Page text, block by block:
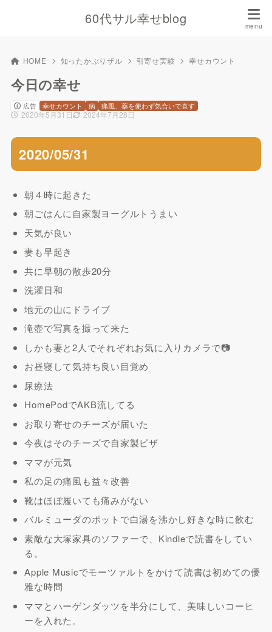
60代サル幸せblog
HOME 知ったかぶりザル 引寄せ実験 幸せカウント
今日の幸せ
広告
2020年5月31日 2024年7月28日
幸せカウント 病 痛風、薬を使わず気合いで直す
2020/05/31
朝４時に起きた
朝ごはんに自家製ヨーグルトうまい
天気が良い
妻も早起き
共に早朝の散歩20分
洗濯日和
地元の山にドライブ
滝壺で写真を撮って来た
しかも妻と2人でそれぞれお気に入りカメラで📷
お昼寝して気持ち良い目覚め
尿療法
HomePodでAKB流してる
お取り寄せのチーズが届いた
今夜はそのチーズで自家製ピザ
ママが元気
私の足の痛風も益々改善
靴はほぼ履いても痛みがない
バルミューダのポットで白湯を沸かし好きな時に飲む
素敵な大塚家具のソファーで、Kindleで読書をしてい
る。
Apple Musicでモーツァルトをかけて読書は初めての優
雅な時間
ママとハーゲンダッツを半分にして、美味しいコーヒ
ーを入れた。